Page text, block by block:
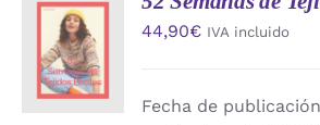
AÑADIR
AL
CARRITO
/
DETALLES
44,90€ IVA incluido
Fecha de